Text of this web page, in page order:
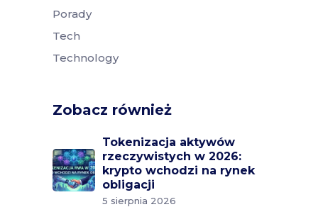
Porady
Tech
Technology
Zobacz również
Tokenizacja aktywów
rzeczywistych w 2026:
krypto wchodzi na rynek
obligacji
5 sierpnia 2026